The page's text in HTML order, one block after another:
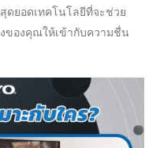
ดยอดเทคโนโลยีที่จะช่วย
ของคุณให้เข้ากับความชื่น